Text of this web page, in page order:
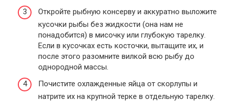
Откройте рыбную консерву и аккуратно выложите
кусочки рыбы без жидкости (она нам не
понадобится) в мисочку или глубокую тарелку.
Если в кусочках есть косточки, вытащите их, и
после этого разомните вилкой всю рыбу до
однородной массы.
Почистите охлажденные яйца от скорлупы и
натрите их на крупной терке в отдельную тарелку.